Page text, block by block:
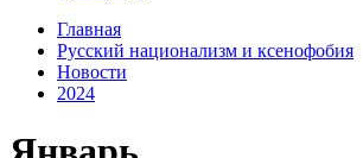
Главная
Русский национализм и ксенофобия
Новости
2024